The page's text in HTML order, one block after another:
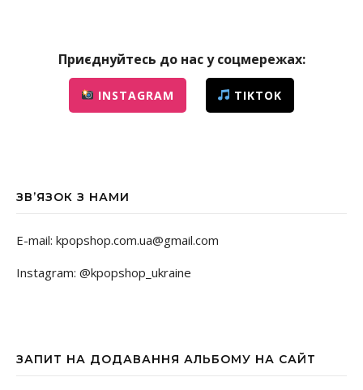
Приєднуйтесь до нас у соцмережах:
INSTAGRAM TIKTOK
ЗВ’ЯЗОК З НАМИ
E-mail: kpopshop.com.ua@gmail.com
Instagram: @kpopshop_ukraine
ЗАПИТ НА ДОДАВАННЯ АЛЬБОМУ НА САЙТ